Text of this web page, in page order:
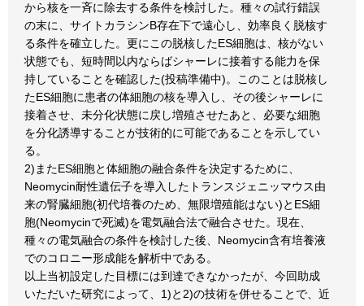
から核を一斉に除去する条件を検討した。種々の試行錯誤
の末に、サイトカラシンB存在下で遠心し、効率良く脱核す
る条件を確立した。更にこの脱核したES細胞は、核がない
状態でも、短時間以内ならばシャーレに接着する能力を保
持していることを確認した(投稿準備中)。このことは脱核し
たES細胞に患者の体細胞の核を導入し、その後シャーレに
接着させ、未分化状態に戻し増殖させたあと、必要な細胞
を分化誘導することが技術的に可能であることを示してい
る。
2)またES細胞と体細胞の融合条件を決定するために、
Neomycin耐性遺伝子を導入したトランスジェニッマウス由
来の腎臓細胞(初代培養のため、無限増殖能はない)とES細
胞(Neomycinで死滅)を電気融合法で融合させた。現在、
種々の電気融合の条件を検討した後、Neomycin含有培養液
でのコロニー形成能を解析中である。
以上当初設定した目標には到達できなかったが、今回助成
いただいた研究によって、1)と2)の技術を併せることで、近